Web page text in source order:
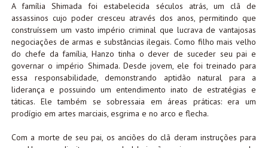
A família Shimada foi estabelecida séculos atrás, um clã de
assassinos cujo poder cresceu através dos anos, permitindo que
construíssem um vasto império criminal que lucrava de vantajosas
negociações de armas e substâncias ilegais. Como filho mais velho
do chefe da família, Hanzo tinha o dever de suceder seu pai e
governar o império Shimada. Desde jovem, ele foi treinado para
essa responsabilidade, demonstrando aptidão natural para a
liderança e possuindo um entendimento inato de estratégias e
táticas. Ele também se sobressaia em áreas práticas: era um
prodígio em artes marciais, esgrima e no arco e flecha.
Com a morte de seu pai, os anciões do clã deram instruções para